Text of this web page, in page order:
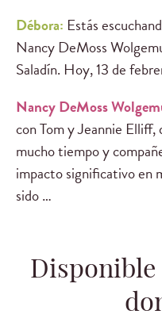
Débora: Estás
Nancy DeMoss
Saladín. Hoy, 13 de
Nancy DeMoss
con Tom y Jeannie Elliff,
mucho tiempo y
impacto significativo en
sido …
Disponible